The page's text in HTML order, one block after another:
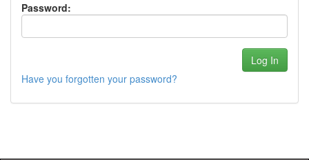
Password:
Have you forgotten your password?